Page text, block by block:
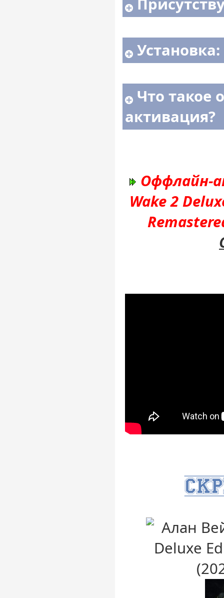
Установка:
Что такое
активация?
Оффлайн-
Wake 2